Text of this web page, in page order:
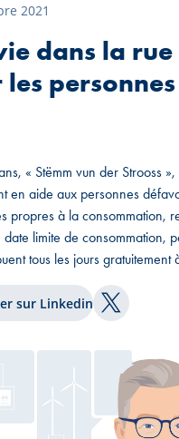
2021
dans la
« Stëmm vun der Strooss
en aide aux personnes
propres à la consommation,
date limite de consommation,
tous les jours
sur Linkedin Partager